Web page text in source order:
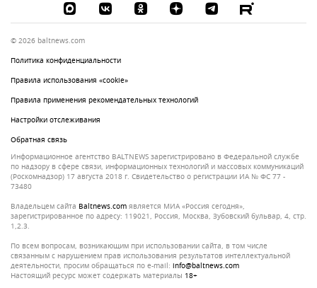
© 2026 baltnews.com
Политика конфиденциальности
Правила использования «cookie»
Правила применения рекомендательных технологий
Настройки отслеживания
Обратная связь
Информационное агентство BALTNEWS зарегистрировано в Федеральной службе
по надзору в сфере связи, информационных технологий и массовых коммуникаций
(Роскомнадзор) 17 августа 2018 г. Свидетельство о регистрации ИА № ФС 77 -
73480
Владельцем сайта
baltnews.com является МИА «Россия сегодня»,
зарегистрированное по адресу: 119021, Россия, Москва, Зубовский бульвар, 4, стр.
1,2.3.
По всем вопросам, возникающим при использовании сайта, в том числе
связанным с нарушением прав использования результатов интеллектуальной
деятельности, просим обращаться по e-mail: info@baltnews.com
Настоящий ресурс может содержать материалы 18+